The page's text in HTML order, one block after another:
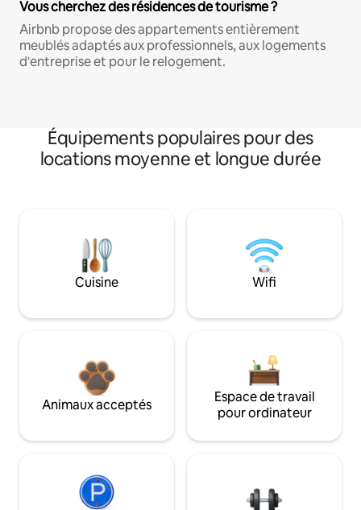
Vous cherchez des résidences de tourisme ?
Airbnb propose des appartements entièrement
meublés adaptés aux professionnels, aux logements
d'entreprise et pour le relogement.
Équipements populaires pour des
locations moyenne et longue durée
Cuisine Wifi
Animaux acceptés
Espace de travail
pour ordinateur